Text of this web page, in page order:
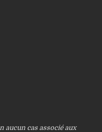
aucun cas associé aux